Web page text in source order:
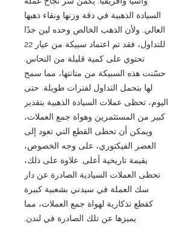
السيادة الذهبية في دقة وزنها ونقاء ذهبها
العالي. ولأن الذهب الخالص وحده لين جدًا
للتداول، فقد تم اعتماد سبيكة من عيار 22
تحتوي على كمية قليلة من النحاس.
حسّنت هذه السبيكة من متانتها، مما سمح
لها بتحمل التداول لفترات طويلة. حتى
اليوم، تحظى عملات السيادة الذهبية بتقدير
كبير من المستثمرين وهواة جمع العملات،
ويمكن أن تحظى القطع التي تعود إلى
العصر الفيكتوري، على وجه الخصوص،
بقيمة تاريخية أعلى. علاوة على ذلك،
تحظى العملات السيادية الصادرة عن دار
سك العملة في سيدني بشعبية كبيرة
كقطع تذكارية لهواة جمع العملات، مما
يميزها عن تلك الصادرة في لندن.